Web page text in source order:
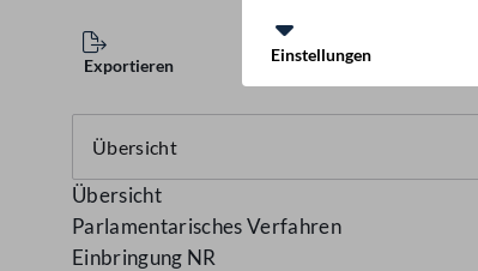
Einstellungen
Exportieren
Übersicht
Parlamentarisches Verfahren
Einbringung NR